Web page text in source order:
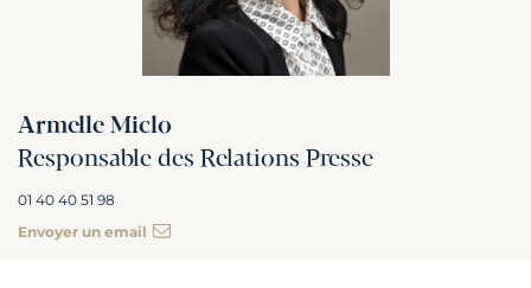
Armelle Miclo
Responsable des Relations Presse
01 40 40 51 98
Envoyer un email